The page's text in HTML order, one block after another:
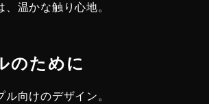
温かな触り心地。
のために
向けのデザイン。